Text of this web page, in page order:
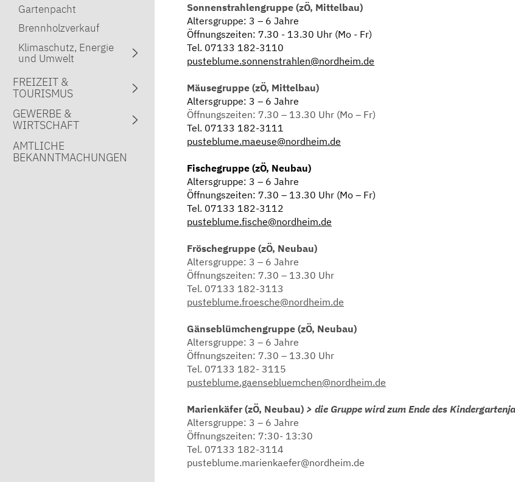
Sonnenstrahlengruppe (zÖ, Mittelbau)
Altersgruppe: 3 – 6 Jahre
Öffnungszeiten: 7.30 - 13.30 Uhr (Mo - Fr)
Tel. 07133 182-3110
pusteblume.sonnenstrahlen@nordheim.de
Mäusegruppe (zÖ, Mittelbau)
Altersgruppe: 3 – 6 Jahre
Öffnungszeiten: 7.30 – 13.30 Uhr (Mo – Fr)
Tel. 07133 182-3111
pusteblume.maeuse@nordheim.de
Fischegruppe (zÖ, Neubau)
Altersgruppe: 3 – 6 Jahre
Öffnungszeiten: 7.30 – 13.30 Uhr (Mo – Fr)
Tel. 07133 182-3112
pusteblume.fische@nordheim.de
Fröschegruppe (zÖ, Neubau)
Altersgruppe: 3 – 6 Jahre
Öffnungszeiten: 7.30 – 13.30 Uhr
Tel. 07133 182-3113
pusteblume.froesche@nordheim.de
Gänseblümchengruppe (zÖ, Neubau)
Altersgruppe: 3 – 6 Jahre
Öffnungszeiten: 7.30 – 13.30 Uhr
Tel. 07133 182- 3115
pusteblume.gaensebluemchen@nordheim.de
Marienkäfer (zÖ, Neubau) > die Gruppe wird zum Ende des
Altersgruppe: 3 – 6 Jahre
Öffnungszeiten: 7:30- 13:30
Tel. 07133 182-3114
pusteblume.marienkaefer@nordheim.de
Gartenpacht
Brennholzverkauf
Klimaschutz, Energie
und Umwelt
FREIZEIT &
TOURISMUS
GEWERBE &
WIRTSCHAFT
AMTLICHE
BEKANNTMACHUNGEN